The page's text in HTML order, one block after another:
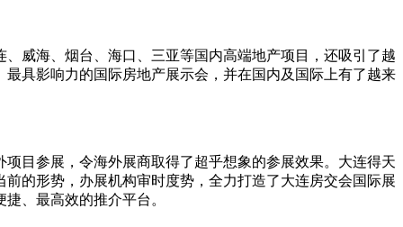
威海、烟台、海口、三亚等国内高端地产项目，还吸引了越
具影响力的国际房地产展示会，并在国内及国际上有了越来
目参展，令海外展商取得了超乎想象的参展效果。大连得天
的形势，办展机构审时度势，全力打造了大连房交会国际展
、最高效的推介平台。